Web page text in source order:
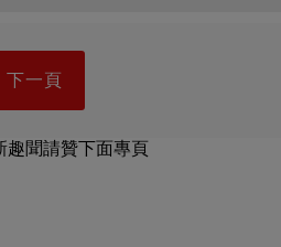
下一頁
趣聞請贊下面專頁